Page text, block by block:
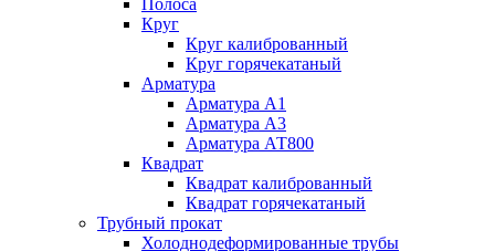
Полоса
Круг
Круг калиброванный
Круг горячекатаный
Арматура
Арматура А1
Арматура А3
Арматура АТ800
Квадрат
Квадрат калиброванный
Квадрат горячекатаный
Трубный прокат
Холоднодеформированные трубы